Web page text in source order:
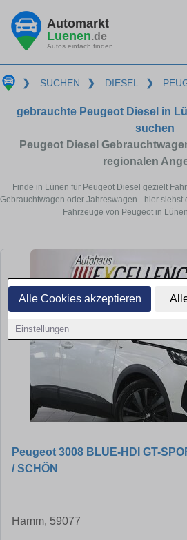
Alle Cookies akzeptieren
Einstellungen
Automarkt
Luenen.de
Autos einfach finden
❯ SUCHEN ❯ DIESEL ❯
gebrauchte Peugeot Diesel in
suchen
Peugeot Diesel
regionalen
Finde in Lünen für Peugeot Diesel gezielt
Gebrauchtwagen oder Jahreswagen - hier siehst
Fahrzeuge von Peugeot in
Peugeot 3008 BLUE-HDI GT-
/ SCHÖN
Hamm, 59077